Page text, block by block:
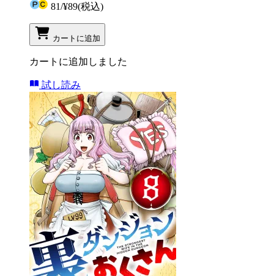
81/¥89(税込)
カートに追加
カートに追加しました
試し読み